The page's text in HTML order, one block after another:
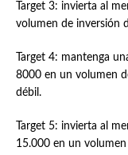
Target 3: invierta al
volumen de inversión
Target 4: mantenga
8000 en un volumen
débil.
Target 5: invierta al
15.000 en un